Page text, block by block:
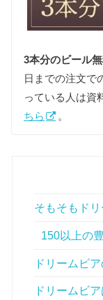
3本分のビール
日までの注文で
っている人は資
ちら
。
そもそもド
150以上の
ドリームビ
ドリームビ